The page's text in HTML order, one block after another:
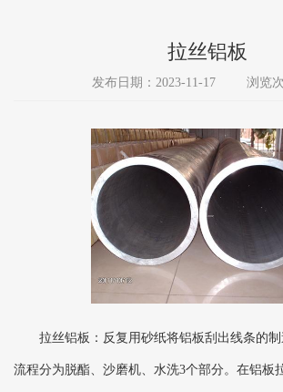
拉丝铝板
发布日期：2023-11-17 浏览
拉丝铝板：反复用砂纸将铝板刮出线条的
流程分为脱酯、沙磨机、水洗3个部分。在铝板